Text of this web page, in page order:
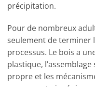
précipitation.
Pour de nombreux
seulement de terminer
processus. Le bois a
plastique,
propre et les